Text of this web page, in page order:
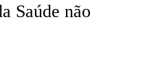
Saúde não